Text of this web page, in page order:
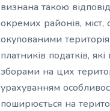
визнана такою
окремих районів, міст,
окупованими
платників податків,
зборами на цих
урахуванням
поширюється на